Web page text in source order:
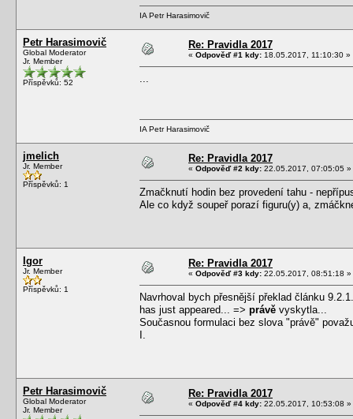
IA Petr Harasimovič
Petr Harasimovič
Global Moderator
Jr. Member
Příspěvků: 52
Re: Pravidla 2017
« Odpověď #1 kdy: 18.05.2017, 11:10:30 »
IA Petr Harasimovič
jmelich
Jr. Member
Příspěvků: 1
Re: Pravidla 2017
« Odpověď #2 kdy: 22.05.2017, 07:05:05 »
Zmačknutí hodin bez provedení tahu -
Ale co když soupeř porazí figuru(y) a,
Igor
Jr. Member
Příspěvků: 1
Re: Pravidla 2017
« Odpověď #3 kdy: 22.05.2017, 08:51:18 »
Navrhoval bych přesnější překlad článku
has just appeared... => právě vyskytla...
Současnou formulaci bez slova "právě"
Petr Harasimovič
Global Moderator
Jr. Member
Re: Pravidla 2017
« Odpověď #4 kdy: 22.05.2017, 10:53:08 »